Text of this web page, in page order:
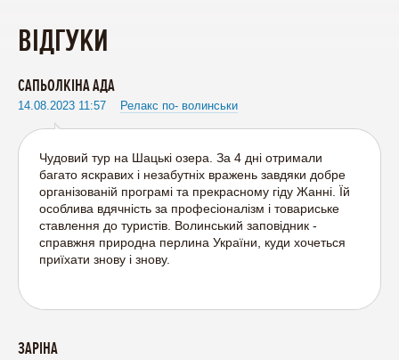
ВІДГУКИ
САПЬОЛКІНА АДА
14.08.2023 11:57 Релакс по- волинськи
Чудовий тур на Шацькі озера. За 4 дні отримали
багато яскравих і незабутніх вражень завдяки добре
організованій програмі та прекрасному гіду Жанні. Їй
особлива вдячність за професіоналізм і товариське
ставлення до туристів. Волинський заповідник -
справжня природна перлина України, куди хочеться
приїхати знову і знову.
ЗАРІНА